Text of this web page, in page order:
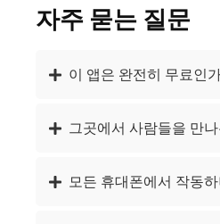
자주 묻는 질문
이 앱은 완전히 무료인
그곳에서 사람들을 만
모든 휴대폰에서 작동